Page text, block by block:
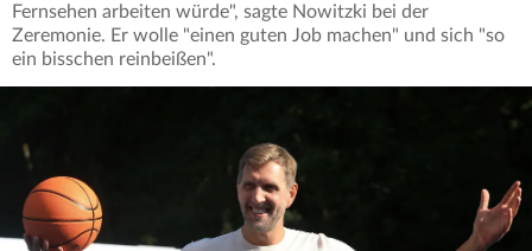
Fernsehen arbeiten würde", sagte Nowitzki bei der
Zeremonie. Er wolle "einen guten Job machen" und sich "so
ein bisschen reinbeißen".